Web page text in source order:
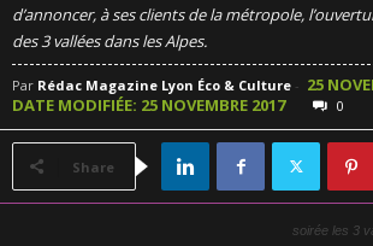
d’annoncer, à ses clients de la métropole,
des 3 vallées dans les Alpes.
Par Rédac Magazine Lyon Éco & Culture - 25
DATE MODIFIÉE: 25 NOVEMBRE 2017
0
Share
soirée les 3